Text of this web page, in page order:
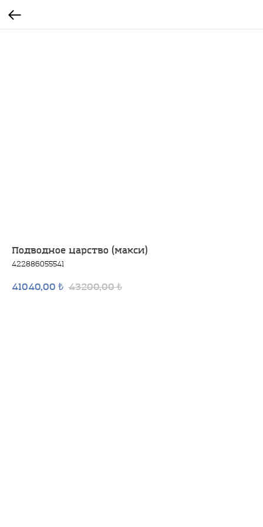
Подводное царство (макси)
422886055541
41040,00 ₺ 43200,00 ₺